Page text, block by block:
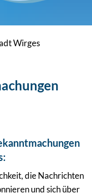
Wirges
die Nachrichten
und sich über